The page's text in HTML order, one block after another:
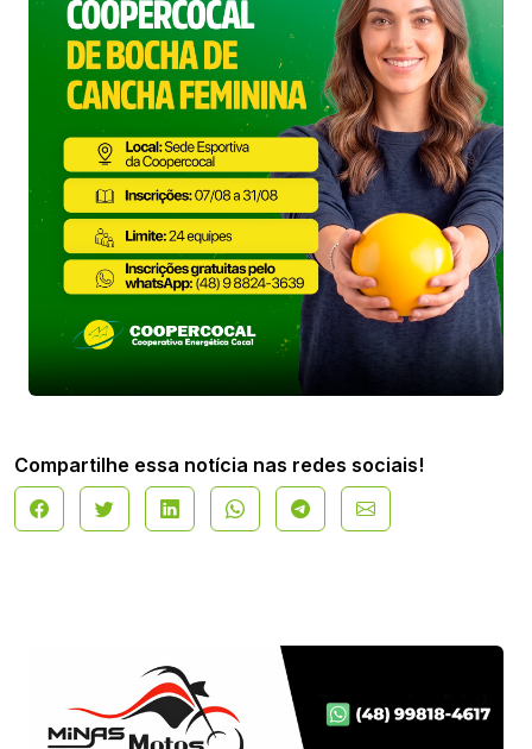
Compartilhe essa notícia nas redes sociais!